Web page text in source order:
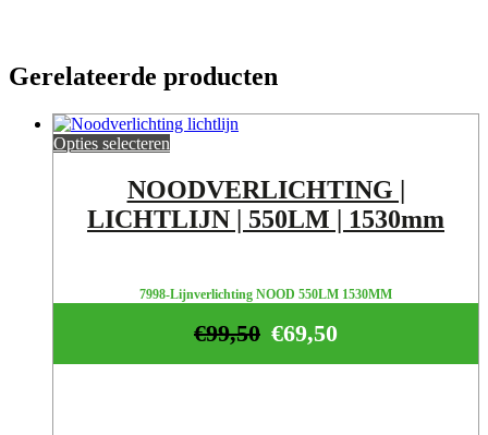
Gerelateerde producten
Opties selecteren
NOODVERLICHTING |
LICHTLIJN | 550LM | 1530mm
7998-Lijnverlichting NOOD 550LM 1530MM
€69,50
€99,50